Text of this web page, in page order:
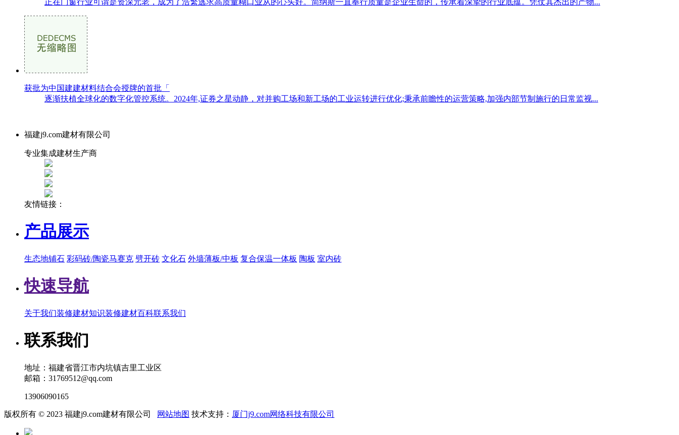
获批为中国建建材料结合会授牌的首批「
逐渐扶植全球化的数字化管控系统。2024年,证券之星动静，对并购工场和新工场的工业运转进行优化;秉承前瞻性的运营策略,加强内部节制施行的日常监视...
福建j9.com建材有限公司
专业集成建材生产商
友情链接：
产品展示
生态地铺石 彩码砖/陶瓷马赛克 劈开砖 文化石 外墙薄板/中板 复合保温一体板 陶板 室内砖
快速导航
关于我们装修建材知识装修建材百科联系我们
联系我们
地址：福建省晋江市内坑镇吉里工业区
邮箱：31769512@qq.com
13906090165
版权所有 © 2023 福建j9.com建材有限公司 网站地图 技术支持： 厦门j9.com网络科技有限公司